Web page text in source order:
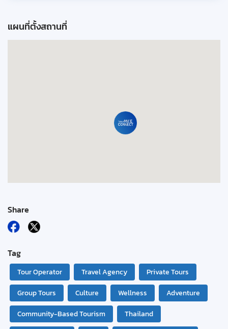
แผนที่ตั้งสถานที่
Share
Tag
Tour Operator Travel Agency
Private Tours
Group Tours
Culture Wellness
Adventure
Community-Based Tourism
Thailand